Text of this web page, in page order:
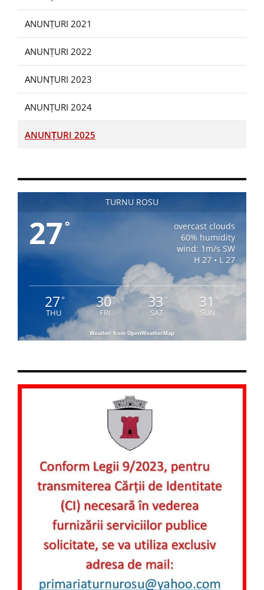
ANUNȚURI 2021
ANUNȚURI 2022
ANUNȚURI 2023
ANUNȚURI 2024
ANUNȚURI 2025
TURNU ROSU
27°
overcast clouds
60% humidity
wind: 1m/s SW
H 27 • L 27
27°
THU
30°
FRI
33 °
SAT
31 °
SUN
Weather from OpenWeatherMap